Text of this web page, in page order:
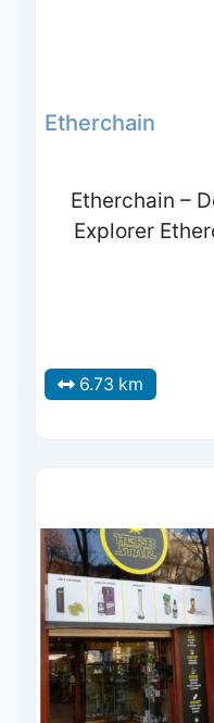
Etherchain
Etherchain –
Explorer
6.73 km